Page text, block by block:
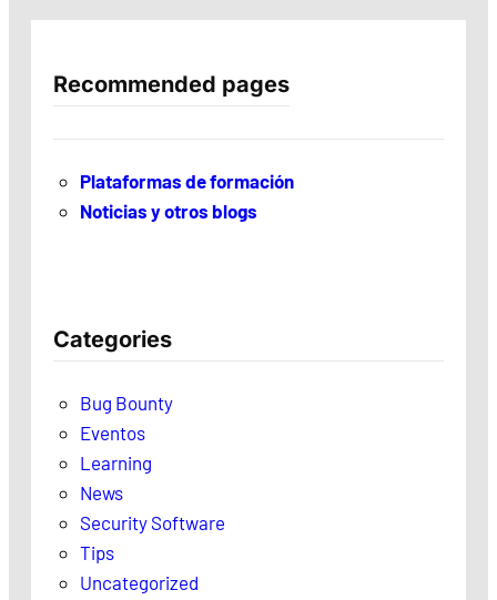
Recommended pages
Plataformas de formación
Noticias y otros blogs
Categories
Bug Bounty
Eventos
Learning
News
Security Software
Tips
Uncategorized